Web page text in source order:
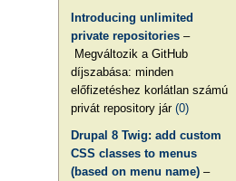
Introducing unlimited
private repositories –
Megváltozik a GitHub
díjszabása: minden
előfizetéshez korlátlan számú
privát repository jár(0)
Drupal 8 Twig: add custom
CSS classes to menus
(based on menu name) –